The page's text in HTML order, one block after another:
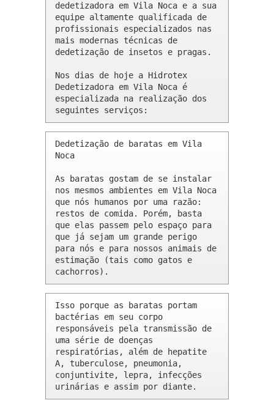
dedetizadora em Vila Noca e a sua
equipe altamente qualificada de
profissionais especializados nas
mais modernas técnicas de
dedetização de insetos e pragas.
Nos dias de hoje a Hidrotex
Dedetizadora em Vila Noca é
especializada na realização dos
seguintes serviços:
Dedetização de baratas em Vila
Noca
As baratas gostam de se instalar
nos mesmos ambientes em Vila Noca
que nós humanos por uma razão:
restos de comida. Porém, basta
que elas passem pelo espaço para
que já sejam um grande perigo
para nós e para nossos animais de
estimação (tais como gatos e
cachorros).
Isso porque as baratas portam
bactérias em seu corpo
responsáveis pela transmissão de
uma série de doenças
respiratórias, além de hepatite
A, tuberculose, pneumonia,
conjuntivite, lepra, infecções
urinárias e assim por diante.